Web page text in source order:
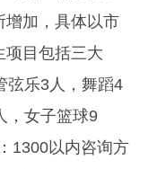
增加，具体以市
项目包括三大
弦乐3人，舞蹈4
，女子篮球9
1300以内咨询方